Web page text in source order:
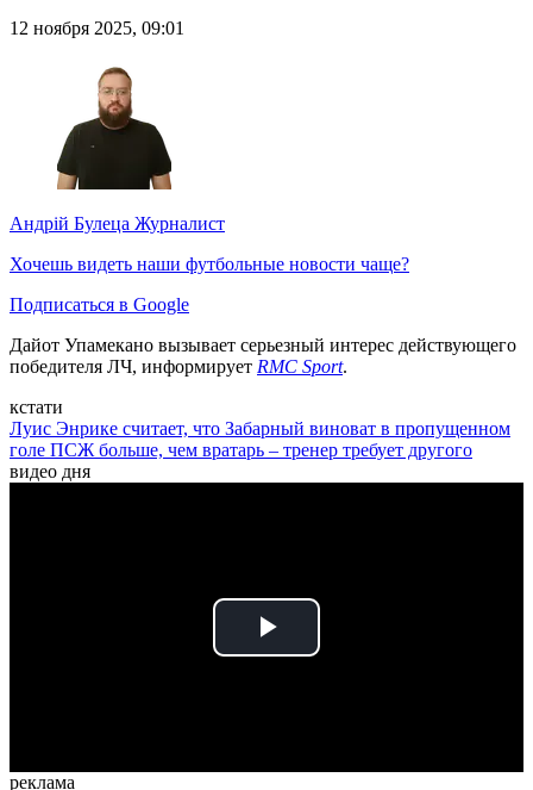
12 ноября 2025, 09:01
Андрій Булеца Журналист
Хочешь видеть наши футбольные новости чаще?
Подписаться в Google
Дайот Упамекано вызывает серьезный интерес действующего
победителя ЛЧ, информирует RMC Sport.
кстати
Луис Энрике считает, что Забарный виноват в пропущенном
голе ПСЖ больше, чем вратарь – тренер требует другого
видео дня
Play
реклама